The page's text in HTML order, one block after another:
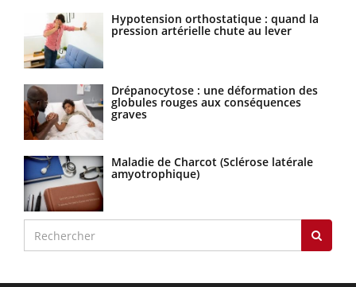
Hypotension orthostatique : quand la
pression artérielle chute au lever
Drépanocytose : une déformation des
globules rouges aux conséquences
graves
Maladie de Charcot (Sclérose latérale
amyotrophique)